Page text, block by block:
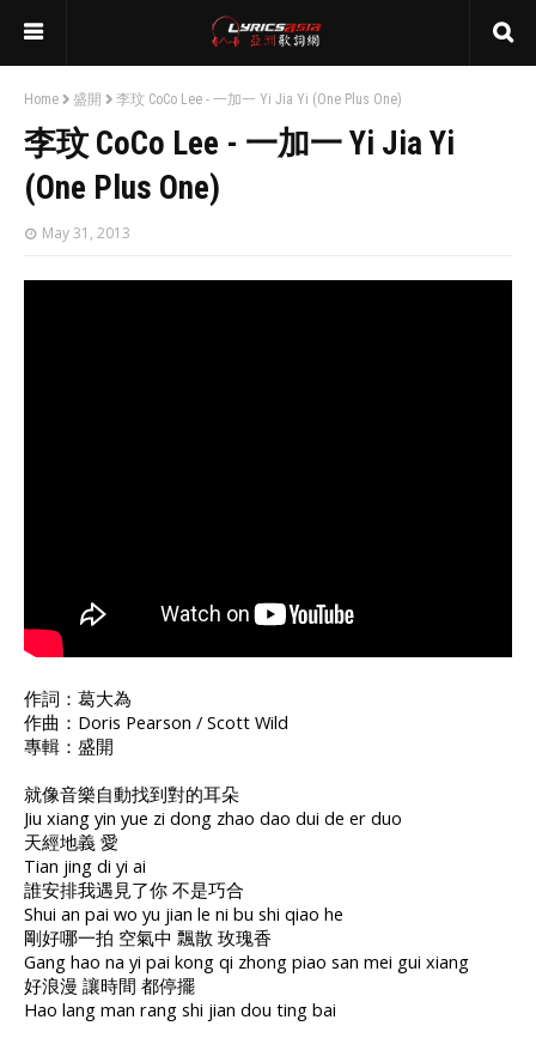
Home 盛開 李玟 CoCo Lee - 一加一 Yi Jia Yi (One Plus One)
李玟 CoCo Lee - 一加一 Yi Jia Yi
(One Plus One)
May 31, 2013
作詞：葛大為
作曲：Doris Pearson / Scott Wild
專輯：盛開
就像音樂自動找到對的耳朵
Jiu xiang yin yue zi dong zhao dao dui de er duo
天經地義 愛
Tian jing di yi ai
誰安排我遇見了你 不是巧合
Shui an pai wo yu jian le ni bu shi qiao he
剛好哪一拍 空氣中 飄散 玫瑰香
Gang hao na yi pai kong qi zhong piao san mei gui xiang
好浪漫 讓時間 都停擺
Hao lang man rang shi jian dou ting bai